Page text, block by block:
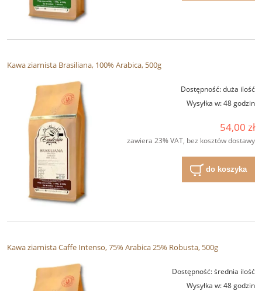
Kawa ziarnista Brasiliana, 100% Arabica, 500g
Dostępność:duża ilość
Wysyłka w:48 godzin
54,00 zł
zawiera 23% VAT, bez kosztów dostawy
do koszyka
Kawa ziarnista Caffe Intenso, 75% Arabica 25% Robusta, 500g
Dostępność:średnia ilość
Wysyłka w:48 godzin